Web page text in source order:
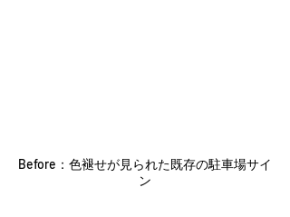
Before：色褪せが見られた既存の駐車場サイ
ン